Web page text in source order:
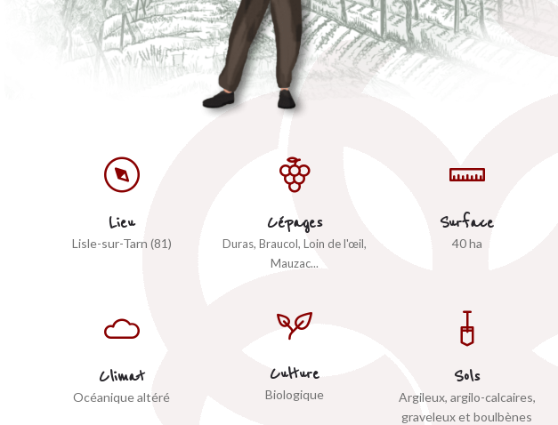
Lieu
Lisle-sur-Tarn (81)
Climat
Océanique altéré
Cépages
Duras, Braucol, Loin de l'œil,
Mauzac...
Culture
Biologique
Surface
40 ha
Sols
Argileux, argilo-calcaires,
graveleux et boulbènes